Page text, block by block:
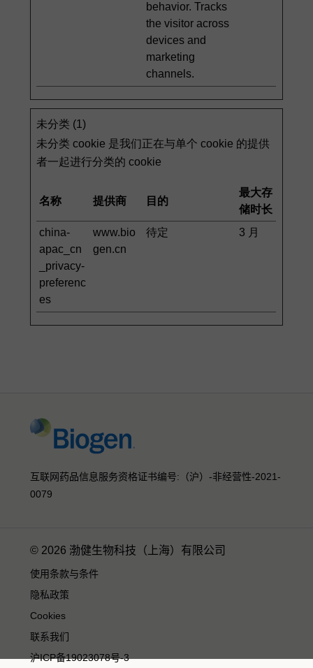
behavior. Tracks
the visitor across
devices and
marketing
channels.
未分类 (1)
未分类 cookie 是我们正在与单个 cookie 的提供
者一起进行分类的 cookie
名称 提供商 目的
最大存
储时长
china-
apac_cn
_privacy-
preferenc
es
www.bio
gen.cn
待定 3 月
互联网药品信息服务资格证书编号:（沪）-非经营性-2021-
0079
© 2026 渤健生物科技（上海）有限公司
使用条款与条件
隐私政策
Cookies
联系我们
沪ICP备19023078号-3